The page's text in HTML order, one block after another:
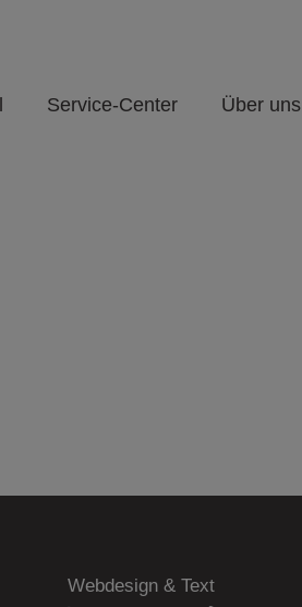
Service-Center Über uns
Webdesign & Text